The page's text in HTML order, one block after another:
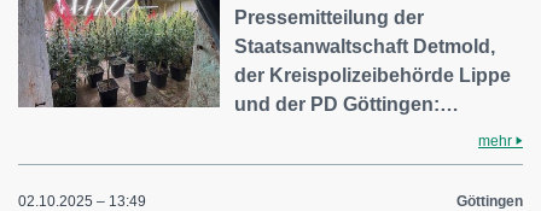
Pressemitteilung der
Staatsanwaltschaft Detmold,
der Kreispolizeibehörde Lippe
und der PD Göttingen:…
mehr
02.10.2025 – 13:49 Göttingen